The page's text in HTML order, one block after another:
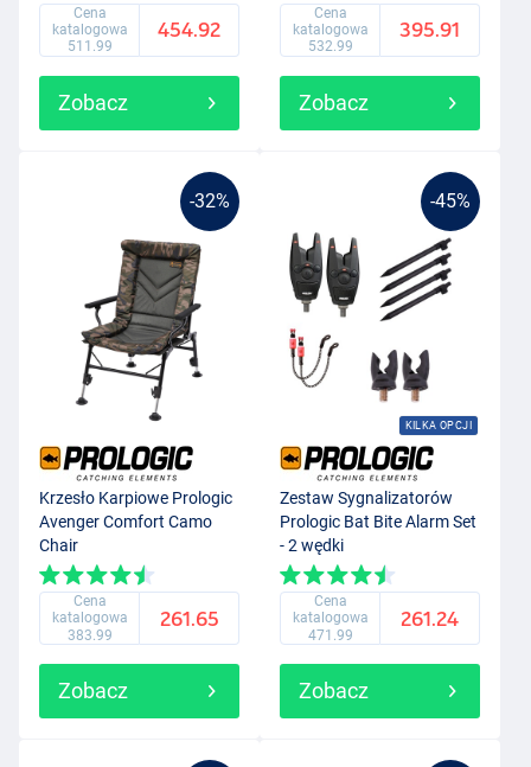
Cena
katalogowa
511.99
454.92
Zobacz
Cena
katalogowa
532.99
395.91
Zobacz
-32%
Krzesło Karpiowe Prologic
Avenger Comfort Camo
Chair
Cena
katalogowa
383.99
261.65
Zobacz
-45%
KILKA OPCJI
Zestaw Sygnalizatorów
Prologic Bat Bite Alarm Set
- 2 wędki
Cena
katalogowa
471.99
261.24
Zobacz